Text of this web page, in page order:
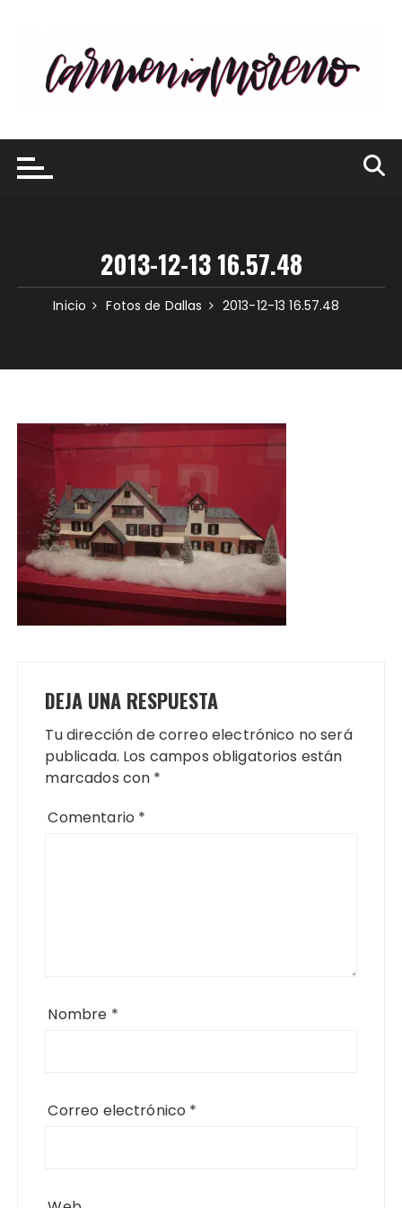
contenido
2013-12-13 16.57.48
Inicio Fotos de Dallas 2013-12-13 16.57.48
DEJA UNA RESPUESTA
Tu dirección de correo electrónico no será
publicada. Los campos obligatorios están
marcados con *
Comentario *
Nombre *
Correo electrónico *